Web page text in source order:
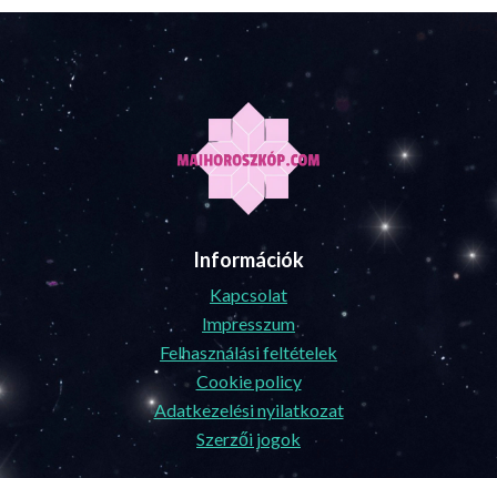
Információk
Kapcsolat
Impresszum
Felhasználási feltételek
Cookie policy
Adatkezelési nyilatkozat
Szerzői jogok